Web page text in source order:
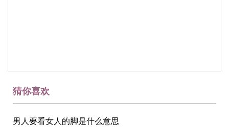
猜你喜欢
男人要看女人的脚是什么意思